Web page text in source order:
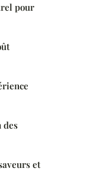
pour
des
et